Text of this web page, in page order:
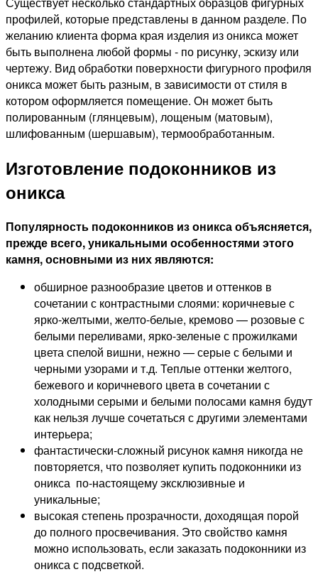
профилей, которые представлены в данном разделе. По
желанию клиента форма края изделия из оникса может
быть выполнена любой формы - по рисунку, эскизу или
чертежу. Вид обработки поверхности фигурного профиля
оникса может быть разным, в зависимости от стиля в
котором оформляется помещение. Он может быть
полированным (глянцевым), лощеным (матовым),
шлифованным (шершавым), термообработанным.
Изготовление подоконников из
оникса
Популярность подоконников из оникса объясняется,
прежде всего, уникальными особенностями этого
камня, основными из них являются:
обширное разнообразие цветов и оттенков в
сочетании с контрастными слоями: коричневые с
ярко-желтыми, желто-белые, кремово — розовые с
белыми переливами, ярко-зеленые с прожилками
цвета спелой вишни, нежно — серые с белыми и
черными узорами и т.д. Теплые оттенки желтого,
бежевого и коричневого цвета в сочетании с
холодными серыми и белыми полосами камня будут
как нельзя лучше сочетаться с другими элементами
интерьера;
фантастически-сложный рисунок камня никогда не
повторяется, что позволяет купить подоконники из
оникса по-настоящему эксклюзивные и
уникальные;
высокая степень прозрачности, доходящая порой
до полного просвечивания. Это свойство камня
можно использовать, если заказать подоконники из
оникса с подсветкой.